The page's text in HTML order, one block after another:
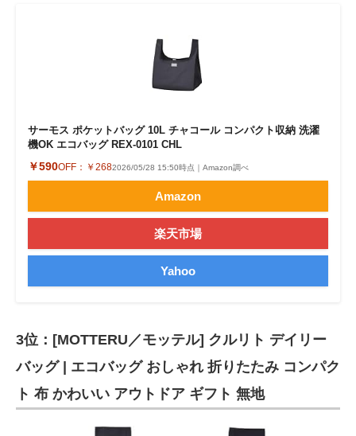
サーモス ポケットバッグ 10L チャコール コンパクト収納 洗濯
機OK エコバッグ REX-0101 CHL
￥590OFF： ￥2682026/05/28 15:50時点｜Amazon調べ
Amazon
楽天市場
Yahoo
3位：[MOTTERU／モッテル] クルリト デイリー
バッグ | エコバッグ おしゃれ 折りたたみ コンパク
ト 布 かわいい アウトドア ギフト 無地